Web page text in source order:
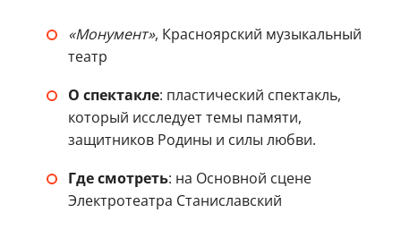
«Монумент», Красноярский музыкальный
театр
О спектакле: пластический спектакль,
который исследует темы памяти,
защитников Родины и силы любви.
Где смотреть: на Основной сцене
Электротеатра Станиславский